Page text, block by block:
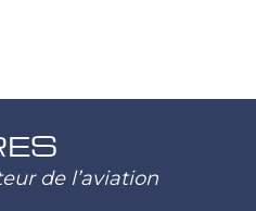
de l’aviation